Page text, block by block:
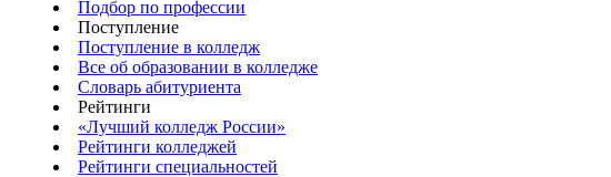
Подбор по профессии
Поступление
Поступление в колледж
Все об образовании в колледже
Словарь абитуриента
Рейтинги
«Лучший колледж России»
Рейтинги колледжей
Рейтинги специальностей